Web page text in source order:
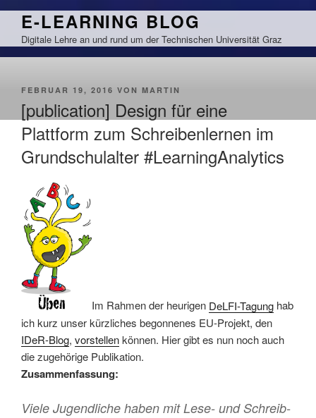
Zum
springen
E-LEARNING BLOG
Digitale Lehre an und rund um der Technischen Universität Graz
VERÖFFENTLICHT
FEBRUAR 19, 2016 VON MARTIN
[publication] Design für eine
Plattform zum Schreibenlernen im
Grundschulalter #LearningAnalytics
Im Rahmen der heurigen DeLFI-Tagung hab
ich kurz unser kürzliches begonnenes EU-Projekt, den
IDeR-Blog, vorstellenkönnen. Hier gibt es nun noch auch
die zugehörige Publikation.
Zusammenfassung:
Viele Jugendliche haben mit Lese- und Schreib-